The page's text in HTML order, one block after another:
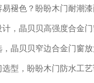
褪色？盼盼木门耐潮
，晶贝贝高强度合金
晶贝贝窄边合金门窗
型，盼盼木门防水工